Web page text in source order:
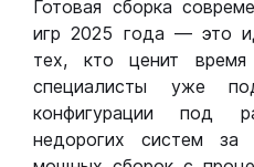
Готовая сборка
игр 2025 года — это
тех, кто ценит
специалисты уже
конфигурации под
недорогих систем